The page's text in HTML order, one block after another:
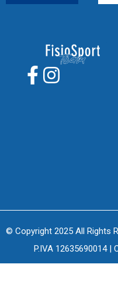
© Copyright 2025 All Rights
P.IVA 12635690014 |